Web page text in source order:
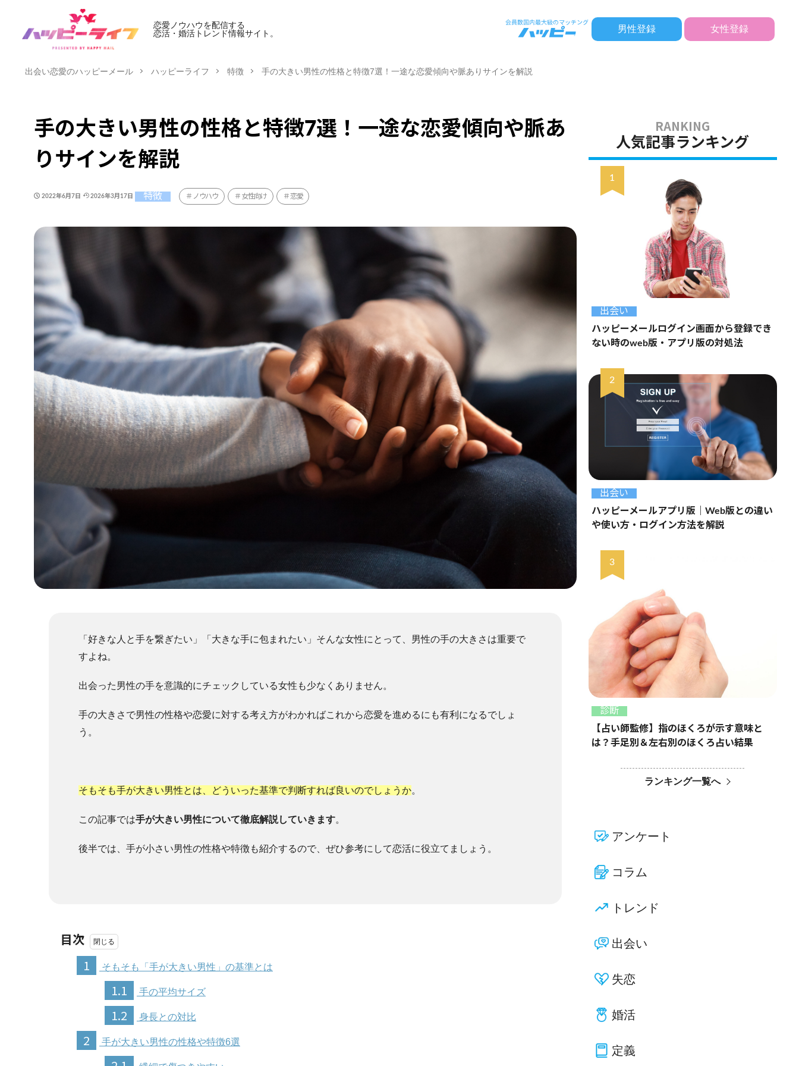
恋愛ノウハウを配信する
恋活・婚活トレンド情報サイト。
男性登録 女性登録
出会い恋愛のハッピーメール ハッピーライフ 特徴 手の大きい男性の性格と特徴7選！一途な恋愛傾向や脈ありサインを解説
手の大きい男性の性格と特徴7選！一途な恋愛傾向や脈あ
りサインを解説
2022年6月7日 2026年3月17日 特徴 ノウハウ 女性向け 恋愛
「好きな人と手を繋ぎたい」「大きな手に包まれたい」そんな女性にとって、男性の手の大きさは重要で
すよね。
出会った男性の手を意識的にチェックしている女性も少なくありません。
手の大きさで男性の性格や恋愛に対する考え方がわかればこれから恋愛を進めるにも有利になるでしょ
う。
そもそも手が大きい男性とは、どういった基準で判断すれば良いのでしょうか。
この記事では手が大きい男性について徹底解説していきます。
後半では、手が小さい男性の性格や特徴も紹介するので、ぜひ参考にして恋活に役立てましょう。
目次
1
そもそも「手が大きい男性」の基準とは
1.1 手の平均サイズ
1.2 身長との対比
2 手が大きい男性の性格や特徴6選
人気記事ランキング
出会い
ハッピーメールログイン画面から登録でき
ない時のweb版・アプリ版の対処法
出会い
ハッピーメールアプリ版｜Web版との違い
や使い方・ログイン方法を解説
診断
【占い師監修】指のほくろが示す意味と
は？手足別＆左右別のほくろ占い結果
ランキング一覧へ
アンケート
コラム
トレンド
出会い
失恋
婚活
定義